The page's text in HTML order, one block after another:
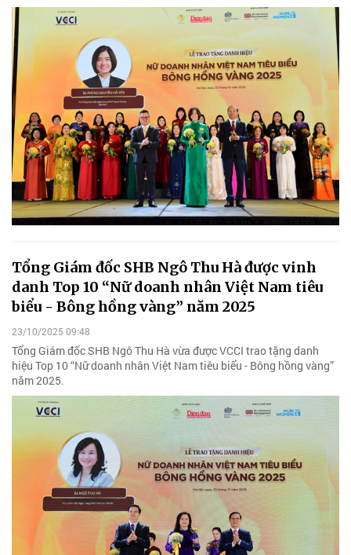
Tổng Giám đốc SHB Ngô Thu Hà được vinh
danh Top 10 “Nữ doanh nhân Việt Nam tiêu
biểu - Bông hồng vàng” năm 2025
23/10/2025 09:48
Tổng Giám đốc SHB Ngô Thu Hà vừa được VCCI trao tặng danh
hiệu Top 10 “Nữ doanh nhân Việt Nam tiêu biểu - Bông hồng vàng”
năm 2025.